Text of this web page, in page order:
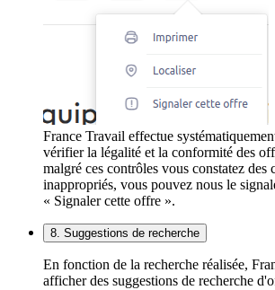
France Travail effectue
vérifier la légalité et la conformité des
malgré ces contrôles vous constatez des
inappropriés, vous pouvez nous le
« Signaler cette offre ».
8. Suggestions de recherche
En fonction de la recherche réalisée,
afficher des suggestions de recherche